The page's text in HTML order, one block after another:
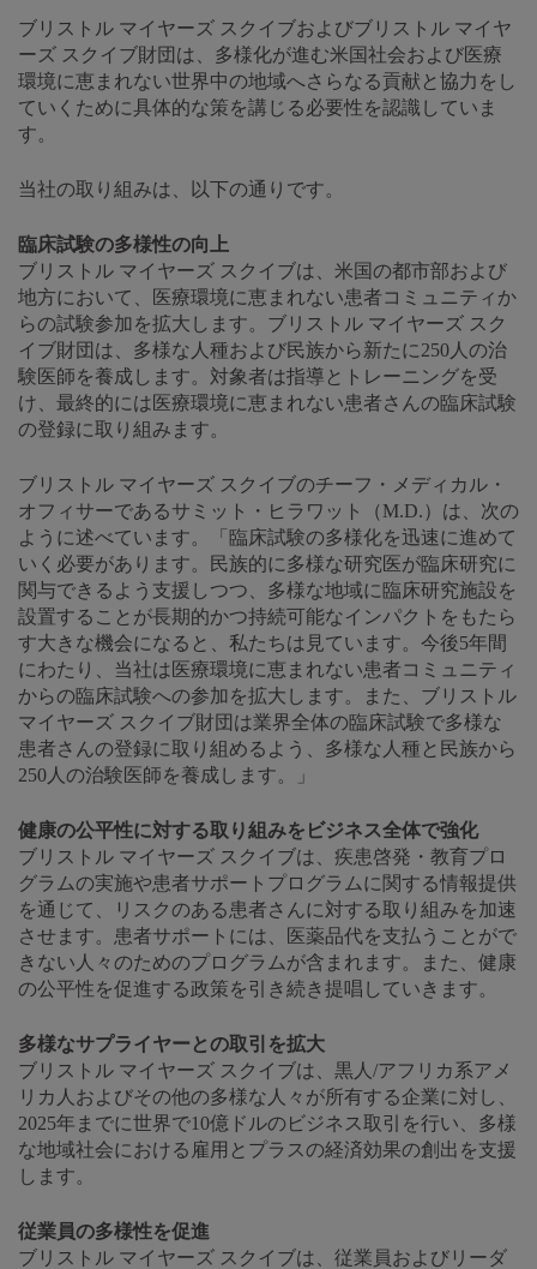
ブリストル マイヤーズ スクイブおよびブリストル マイヤ
ーズ スクイブ財団は、多様化が進む米国社会および医療
環境に恵まれない世界中の地域へさらなる貢献と協力をし
ていくために具体的な策を講じる必要性を認識していま
す。
当社の取り組みは、以下の通りです。
臨床試験の多様性の向上
ブリストル マイヤーズ スクイブは、米国の都市部および
地方において、医療環境に恵まれない患者コミュニティか
らの試験参加を拡大します。ブリストル マイヤーズ スク
イブ財団は、多様な人種および民族から新たに250人の治
験医師を養成します。対象者は指導とトレーニングを受
け、最終的には医療環境に恵まれない患者さんの臨床試験
の登録に取り組みます。
ブリストル マイヤーズ スクイブのチーフ・メディカル・
オフィサーであるサミット・ヒラワット（M.D.）は、次の
ように述べています。「臨床試験の多様化を迅速に進めて
いく必要があります。民族的に多様な研究医が臨床研究に
関与できるよう支援しつつ、多様な地域に臨床研究施設を
設置することが長期的かつ持続可能なインパクトをもたら
す大きな機会になると、私たちは見ています。今後5年間
にわたり、当社は医療環境に恵まれない患者コミュニティ
からの臨床試験への参加を拡大します。また、ブリストル
マイヤーズ スクイブ財団は業界全体の臨床試験で多様な
患者さんの登録に取り組めるよう、多様な人種と民族から
250人の治験医師を養成します。」
健康の公平性に対する取り組みをビジネス全体で強化
ブリストル マイヤーズ スクイブは、疾患啓発・教育プロ
グラムの実施や患者サポートプログラムに関する情報提供
を通じて、リスクのある患者さんに対する取り組みを加速
させます。患者サポートには、医薬品代を支払うことがで
きない人々のためのプログラムが含まれます。また、健康
の公平性を促進する政策を引き続き提唱していきます。
多様なサプライヤーとの取引を拡大
ブリストル マイヤーズ スクイブは、黒人/アフリカ系アメ
リカ人およびその他の多様な人々が所有する企業に対し、
2025年までに世界で10億ドルのビジネス取引を行い、多様
な地域社会における雇用とプラスの経済効果の創出を支援
します。
従業員の多様性を促進
ブリストル マイヤーズ スクイブは、従業員およびリーダ